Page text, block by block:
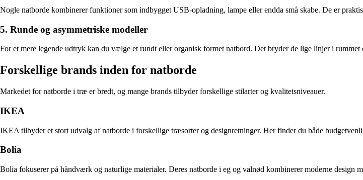
Nogle natborde kombinerer funktioner som indbygget USB-opladning, lampe eller endda små skabe. De er
5. Runde og asymmetriske modeller
For et mere legende udtryk kan du vælge et rundt eller organisk formet natbord. Det bryder de lige linjer i
Forskellige brands inden for natborde
Markedet for natborde i træ er bredt, og mange brands tilbyder forskellige stilarter og kvalitetsniveauer.
IKEA
IKEA tilbyder et stort udvalg af natborde i forskellige træsorter og designretninger. Her finder du både
Bolia
Bolia fokuserer på håndværk og naturlige materialer. Deres natborde i eg og valnød kombinerer moderne design